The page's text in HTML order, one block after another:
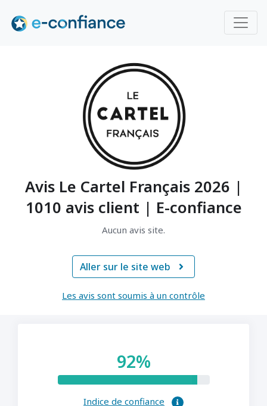
Avis Le Cartel Français 2026 |
1010 avis client | E-confiance
Aucun avis site.
Aller sur le site web 
Les avis sont soumis à un contrôle
92%
Indice de confiance